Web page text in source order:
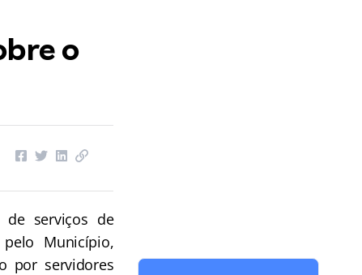
o
de serviços de
Município,
por servidores